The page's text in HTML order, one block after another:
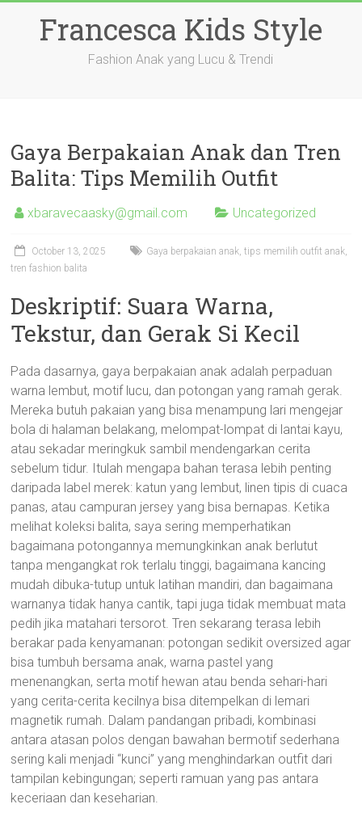
contentFrancesca Kids Style
Fashion Anak yang Lucu & Trendi
Gaya Berpakaian Anak dan Tren
Balita: Tips Memilih Outfit
xbaravecaasky@gmail.com Uncategorized
October 13, 2025
Gaya berpakaian anak, tips memilih outfit anak,
tren fashion balita
Deskriptif: Suara Warna,
Tekstur, dan Gerak Si Kecil
Pada dasarnya, gaya berpakaian anak adalah perpaduan
warna lembut, motif lucu, dan potongan yang ramah gerak.
Mereka butuh pakaian yang bisa menampung lari mengejar
bola di halaman belakang, melompat-lompat di lantai kayu,
atau sekadar meringkuk sambil mendengarkan cerita
sebelum tidur. Itulah mengapa bahan terasa lebih penting
daripada label merek: katun yang lembut, linen tipis di cuaca
panas, atau campuran jersey yang bisa bernapas. Ketika
melihat koleksi balita, saya sering memperhatikan
bagaimana potongannya memungkinkan anak berlutut
tanpa mengangkat rok terlalu tinggi, bagaimana kancing
mudah dibuka-tutup untuk latihan mandiri, dan bagaimana
warnanya tidak hanya cantik, tapi juga tidak membuat mata
pedih jika matahari tersorot. Tren sekarang terasa lebih
berakar pada kenyamanan: potongan sedikit oversized agar
bisa tumbuh bersama anak, warna pastel yang
menenangkan, serta motif hewan atau benda sehari-hari
yang cerita-cerita kecilnya bisa ditempelkan di lemari
magnetik rumah. Dalam pandangan pribadi, kombinasi
antara atasan polos dengan bawahan bermotif sederhana
sering kali menjadi “kunci” yang menghindarkan outfit dari
tampilan kebingungan; seperti ramuan yang pas antara
keceriaan dan keseharian.